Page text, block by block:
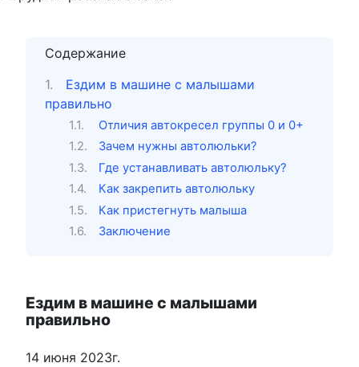
Содержание
Ездим в машине с малышами
правильно
Отличия автокресел группы 0 и 0+
Зачем нужны автолюльки?
Где устанавливать автолюльку?
Как закрепить автолюльку
Как пристегнуть малыша
Заключение
Ездим в машине с малышами
правильно
14 июня 2023г.